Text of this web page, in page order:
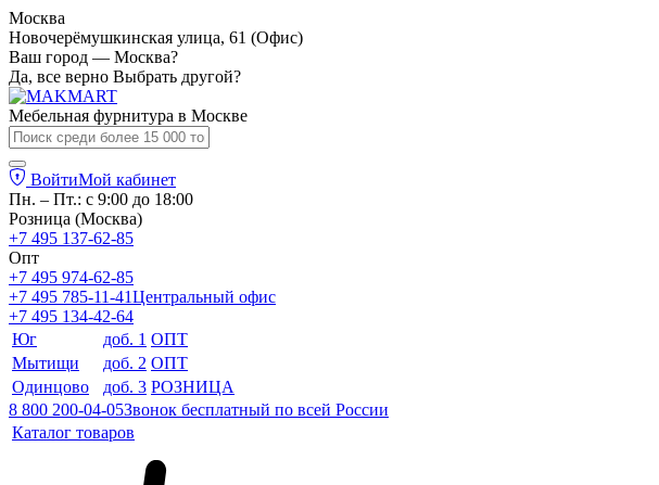
Москва
Новочерёмушкинская улица, 61 (Офис)
Ваш город — Москва?
Да, все верно Выбрать другой?
Мебельная фурнитура в Москве
ВойтиМой кабинет
Пн. – Пт.: с 9:00 до 18:00
Розница (Москва)
+7 495 137-62-85
Опт
+7 495 974-62-85
+7 495 785-11-41Центральный офис
+7 495 134-42-64
Юг
доб. 1 ОПТ
Мытищи
доб. 2 ОПТ
Одинцово
доб. 3 РОЗНИЦА
8 800 200-04-05Звонок бесплатный по всей России
Каталог товаров